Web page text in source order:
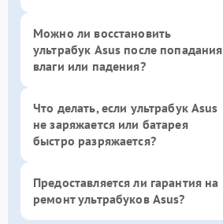
Можно ли восстановить
ультрабук Asus после попадания
влаги или падения?
Что делать, если ультрабук Asus
не заряжается или батарея
быстро разряжается?
Предоставляется ли гарантия на
ремонт ультрабуков Asus?